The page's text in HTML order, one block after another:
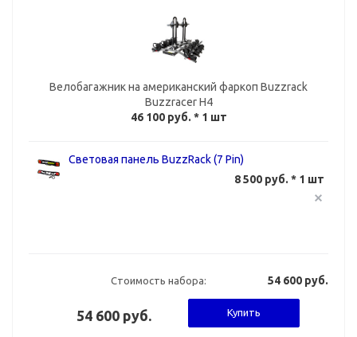
Велобагажник на американский фаркоп Buzzrack
Buzzracer H4
46 100 руб. * 1 шт
Световая панель BuzzRack (7 Pin)
8 500 руб. * 1 шт
Стоимость набора: 54 600 руб.
54 600 руб. Купить